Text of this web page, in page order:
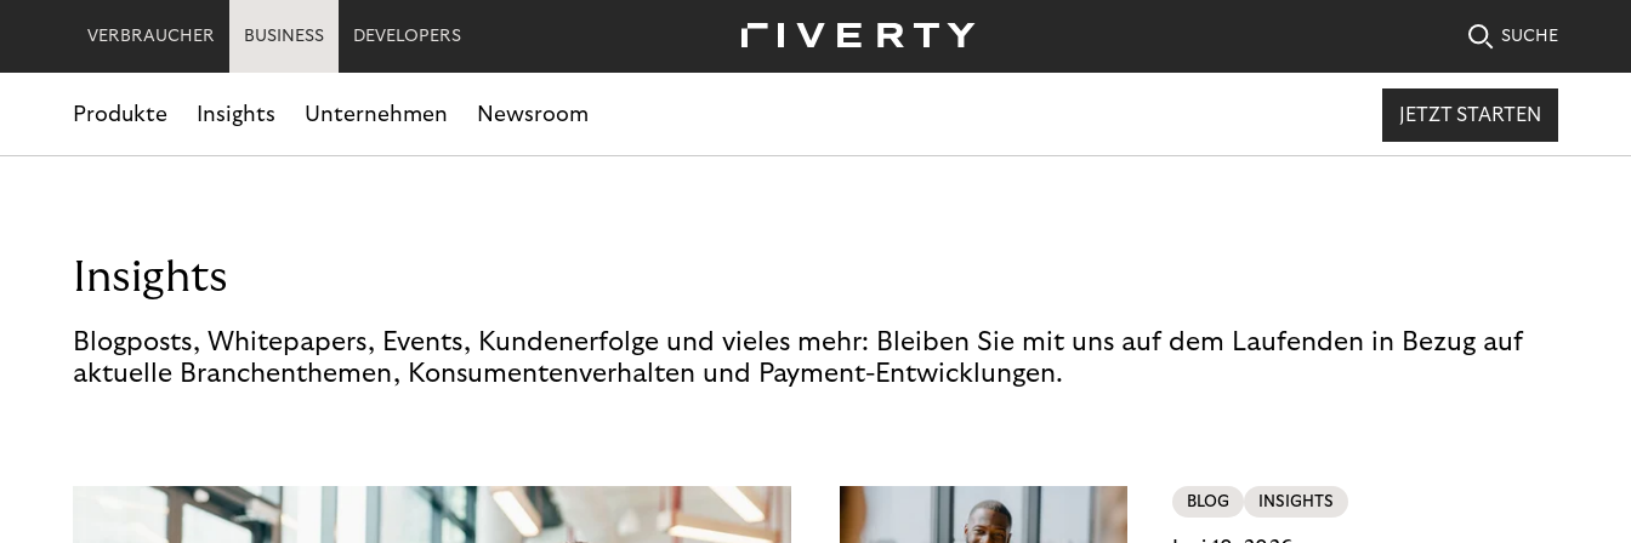
VERBRAUCHER BUSINESS DEVELOPERS SUCHE
Produkte Insights Unternehmen Newsroom JETZT STARTEN
Insights
Blogposts, Whitepapers, Events, Kundenerfolge und vieles mehr: Bleiben Sie mit uns auf dem Laufenden in Bezug auf
aktuelle Branchenthemen, Konsumentenverhalten und Payment-Entwicklungen.
BLOG INSIGHTS